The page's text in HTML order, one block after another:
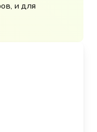
и для